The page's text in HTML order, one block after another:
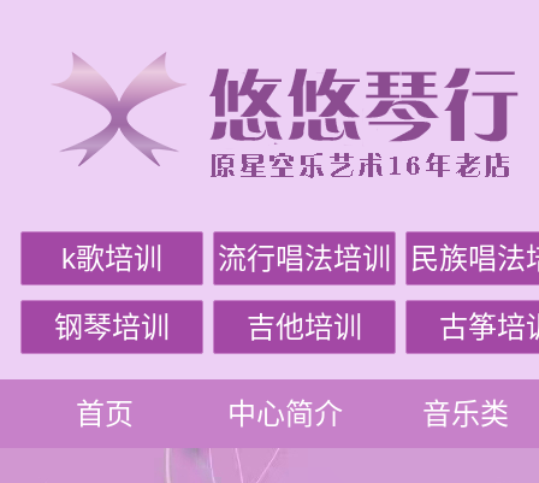
k歌培训 流行唱法培训 民族唱法
钢琴培训 吉他培训 古筝培
首页 中心简介 音乐类